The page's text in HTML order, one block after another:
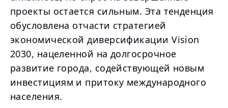
проекты остается сильным. Эта тенденция
обусловлена отчасти стратегией
экономической диверсификации Vision
2030, нацеленной на долгосрочное
развитие города, содействующей новым
инвестициям и притоку международного
населения.